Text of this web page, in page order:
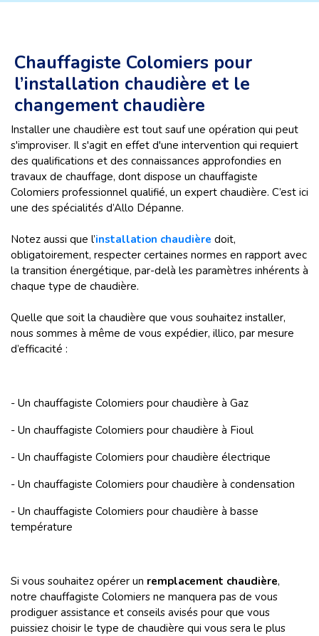
Chauffagiste Colomiers pour
l’installation chaudière et le
changement chaudière
Installer une chaudière est tout sauf une opération qui peut
s'improviser. Il s'agit en effet d'une intervention qui requiert
des qualifications et des connaissances approfondies en
travaux de chauffage, dont dispose un chauffagiste
Colomiers professionnel qualifié, un expert chaudière. C’est ici
une des spécialités d’Allo Dépanne.
Notez aussi que l’installation chaudière doit,
obligatoirement, respecter certaines normes en rapport avec
la transition énergétique, par-delà les paramètres inhérents à
chaque type de chaudière.
Quelle que soit la chaudière que vous souhaitez installer,
nous sommes à même de vous expédier, illico, par mesure
d’efficacité :
- Un chauffagiste Colomiers pour chaudière à Gaz
- Un chauffagiste Colomiers pour chaudière à Fioul
- Un chauffagiste Colomiers pour chaudière électrique
- Un chauffagiste Colomiers pour chaudière à condensation
- Un chauffagiste Colomiers pour chaudière à basse
température
Si vous souhaitez opérer un remplacement chaudière,
notre chauffagiste Colomiers ne manquera pas de vous
prodiguer assistance et conseils avisés pour que vous
puissiez choisir le type de chaudière qui vous sera le plus